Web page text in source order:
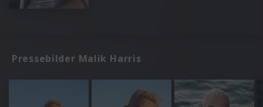
Pressebilder Malik Harris